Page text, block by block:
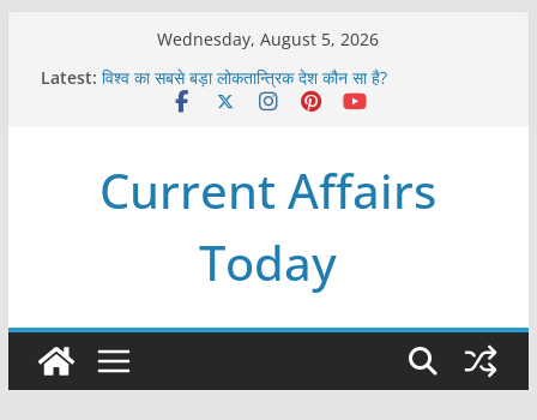
Wednesday, August 5, 2026
Latest: विश्व का सबसे बड़ा लोकतान्त्रिक देश कौन सा है?
Refeeding Syndrome and its Management
विश्व में कितने प्रकार के शासन होते है?
Current Affairs
Today